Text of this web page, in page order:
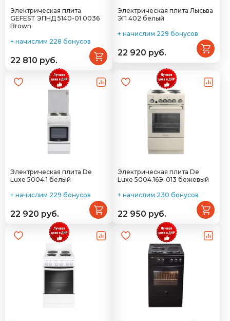
Электрическая плита
GEFEST ЭПНД 5140-01 0036
Brown
+ начислим 228 бонусов
22 810 руб.
Электрическая плита Лысьва
ЭП 402 белый
+ начислим 229 бонусов
22 920 руб.
Электрическая плита De
Luxe 5004.1 белый
+ начислим 229 бонусов
22 920 руб.
Электрическая плита De
Luxe 5004.16Э-013 бежевый
+ начислим 230 бонусов
22 950 руб.